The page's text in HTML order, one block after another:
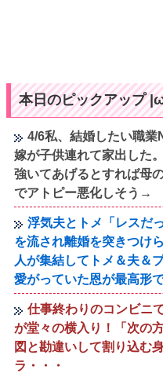
本日のピックアップ
4/6私、結婚したい職業
嫁が子供連れて家出した
強いてあげるとすれば母
でアトピー悪化しそう→
浮気夫とトメ「レスだ
を流され離婚を突きつけ
人が集結してトメ＆夫＆
愛がっていた恩が最高形
仕事終わりのコンビニ
が堂々の横入り！「次の
図と勘違いして割り込む
ラ・・・